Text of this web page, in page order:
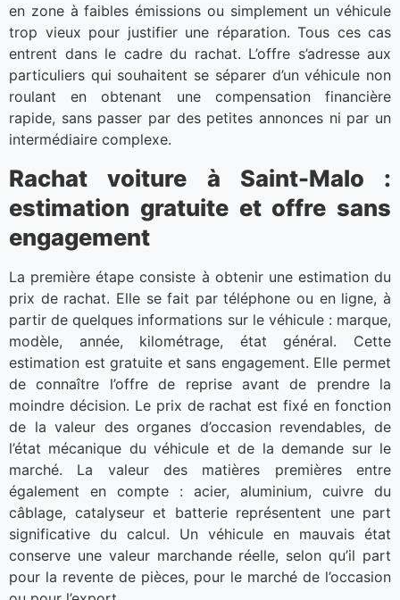
en zone à faibles émissions ou simplement un véhicule
trop vieux pour justifier une réparation. Tous ces cas
entrent dans le cadre du rachat. L’offre s’adresse aux
particuliers qui souhaitent se séparer d’un véhicule non
roulant en obtenant une compensation financière
rapide, sans passer par des petites annonces ni par un
intermédiaire complexe.
Rachat voiture à Saint-Malo :
estimation gratuite et offre sans
engagement
La première étape consiste à obtenir une estimation du
prix de rachat. Elle se fait par téléphone ou en ligne, à
partir de quelques informations sur le véhicule : marque,
modèle, année, kilométrage, état général. Cette
estimation est gratuite et sans engagement. Elle permet
de connaître l’offre de reprise avant de prendre la
moindre décision. Le prix de rachat est fixé en fonction
de la valeur des organes d’occasion revendables, de
l’état mécanique du véhicule et de la demande sur le
marché. La valeur des matières premières entre
également en compte : acier, aluminium, cuivre du
câblage, catalyseur et batterie représentent une part
significative du calcul. Un véhicule en mauvais état
conserve une valeur marchande réelle, selon qu’il part
pour la revente de pièces, pour le marché de l’occasion